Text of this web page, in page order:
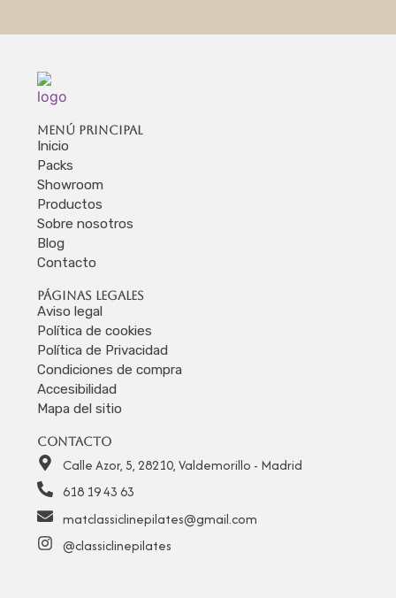
Menú principal
Inicio
Packs
Showroom
Productos
Sobre nosotros
Blog
Contacto
Páginas legales
Aviso legal
Política de cookies
Política de Privacidad
Condiciones de compra
Accesibilidad
Mapa del sitio
Contacto
Calle Azor, 5, 28210, Valdemorillo - Madrid
618 19 43 63
matclassiclinepilates@gmail.com
@classiclinepilates